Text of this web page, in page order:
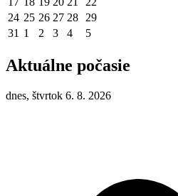
24 25 26 27 28 29
31 1 2 3 4 5
Aktuálne počasie
dnes, štvrtok 6. 8. 2026